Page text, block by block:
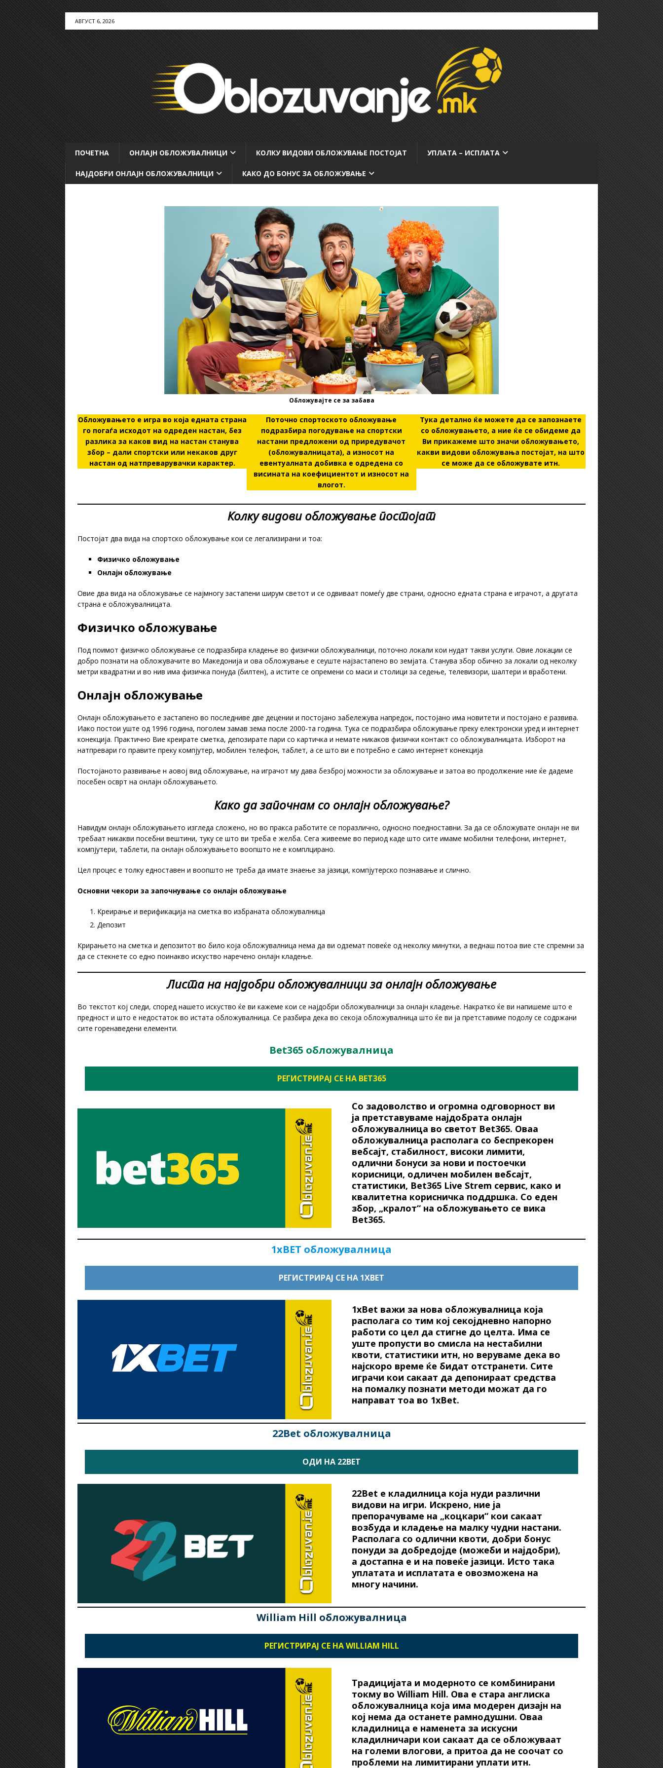
АВГУСТ 6, 2026
ПОЧЕТНА ОНЛАЈН ОБЛОЖУВАЛНИЦИ КОЛКУ ВИДОВИ ОБЛОЖУВАЊЕ ПОСТОЈАТ УПЛАТА – ИСПЛАТА
НАЈДОБРИ ОНЛАЈН ОБЛОЖУВАЛНИЦИ КАКО ДО БОНУС ЗА ОБЛОЖУВАЊЕ
Обложувајте се за забава
Обложувањето е игра во која едната страна
го погаѓа исходот на одреден настан, без
разлика за каков вид на настан станува
збор – дали спортски или некаков друг
настан од натпреварувачки карактер.
Поточно спортоското обложување
подразбира погодување на спортски
настани предложени од приредувачот
(обложувалницата), а износот на
евентуалната добивка е одредена со
висината на коефициентот и износот на
влогот.
Тука детално ќе можете да се запознаете
со обложувањето, а ние ќе се обидеме да
Ви прикажеме што значи обложувањето,
какви видови обложувања постојат, на што
се може да се обложувате итн.
Колку видови обложување постојат
Постојат два вида на спортско обложување кои се легализирани и тоа:
Физичко обложување
Онлајн обложување
Овие два вида на обложување се најмногу застапени ширум светот и се одвиваат помеѓу две страни, односно едната страна е играчот, а другата
страна е обложувалницата.
Физичко обложување
Под поимот физичко обложување се подразбира кладење во физички обложувалници, поточно локали кои нудат такви услуги. Овие локации се
добро познати на обложувачите во Македонија и ова обложување е сеуште најзастапено во земјата. Станува збор обично за локали од неколку
метри квадратни и во нив има физичка понуда (билтен), а истите се опремени со маси и столици за седење, телевизори, шалтери и вработени.
Онлајн обложување
Онлајн обложувањето е застапено во последниве две децении и постојано забележува напредок, постојано има новитети и постојано е развива.
Иако постои уште од 1996 година, поголем замав зема после 2000-та година. Тука се подразбира обложување преку електронски уред и интернет
конекција. Практично Вие креирате сметка, депозирате пари со картичка и немате никаков физички контакт со обложувалницата. Изборот на
натпревари го правите преку компјутер, мобилен телефон, таблет, а се што ви е потребно е само интернет конекција
Постојаното развивање н аовој вид обложување, на играчот му дава безброј можности за обложување и затоа во продолжение ние ќе дадеме
посебен осврт на онлајн обложувањето.
Како да започнам со онлајн обложување?
Навидум онлајн обложувањето изгледа сложено, но во пракса работите се поразлично, односно поедноставни. За да се обложувате онлајн не ви
требаат никакви посебни вештини, туку се што ви треба е желба. Сега живееме во период каде што сите имаме мобилни телефони, интернет,
компјутери, таблети, па онлајн обложувањето воопшто не е комплцирано.
Цел процес е толку едноставен и воопшто не треба да имате знаење за јазици, компјутерско познавање и слично.
Основни чекори за започнување со онлајн обложување
Креирање и верификација на сметка во избраната обложувалница
Депозит
Крирањето на сметка и депозитот во било која обложувалница нема да ви одземат повеќе од неколку минутки, а веднаш потоа вие сте спремни за
да се стекнете со едно поинакво искуство наречено онлајн кладење.
Листа на најдобри обложувалници за онлајн обложување
Во текстот кој следи, според нашето искуство ќе ви кажеме кои се најдобри обложувалници за онлајн кладење. Накратко ќе ви напишеме што е
предност и што е недостаток во истата обложувалница. Се разбира дека во секоја обложувалница што ќе ви ја претставиме подолу се содржани
сите горенаведени елементи.
Bet365 обложувалница
РЕГИСТРИРАЈ СЕ НА BET365
Со задоволство и огромна одговорност ви
ја претставуваме најдобрата онлајн
обложувалница во светот Bet365. Оваа
обложувалница располага со беспрекорен
вебсајт, стабилност, високи лимити,
одлични бонуси за нови и постоечки
корисници, одличен мобилен вебсајт,
статистики, Bet365 Live Strem сервис, како и
квалитетна корисничка поддршка. Со еден
збор, „кралот“ на обложувањето се вика
Bet365.
1xBET обложувалница
РЕГИСТРИРАЈ СЕ НА 1XBET
1xBet важи за нова обложувалница која
располага со тим кој секојдневно напорно
работи со цел да стигне до целта. Има се
уште пропусти во смисла на нестабилни
квоти, статистики итн, но веруваме дека во
најскоро време ќе бидат отстранети. Сите
играчи кои сакаат да депонираат средства
на помалку познати методи можат да го
направат тоа во 1xBet.
22Bet обложувалница
ОДИ НА 22BET
22Bet е кладилница која нуди различни
видови на игри. Искрено, ние ја
препорачуваме на „коцкари“ кои сакаат
возбуда и кладење на малку чудни настани.
Располага со одлични квоти, добри бонус
понуди за добредојде (можеби и најдобри),
а достапна е и на повеќе јазици. Исто така
уплатата и исплатата е овозможена на
многу начини.
William Hill обложувалница
РЕГИСТРИРАЈ СЕ НА WILLIAM HILL
Традицијата и модерното се комбинирани
токму во William Hill. Ова е стара англиска
обложувалница која има модерен дизајн на
кој нема да останете рамнодушни. Оваа
кладилница е наменета за искусни
кладилничари кои сакаат да се обложуваат
на големи влогови, а притоа да не соочат со
проблеми на лимитирани уплати итн.